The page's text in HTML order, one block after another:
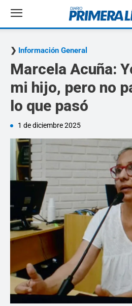
Información General
Marcela Acuña:
mi hijo, pero no
lo que pasó
1 de diciembre 2025